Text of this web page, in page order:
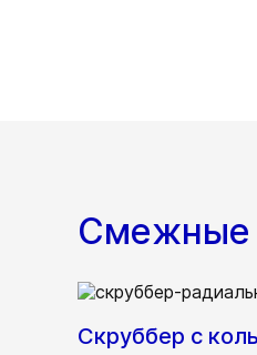
Смежные
Скруббер с